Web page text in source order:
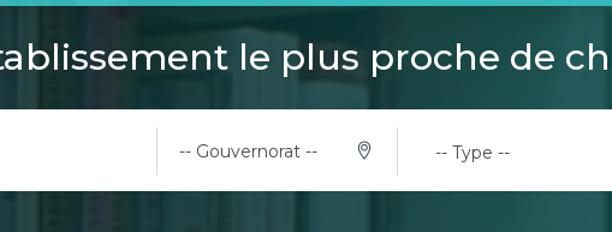
le plus proche de
-- Gouvernorat --